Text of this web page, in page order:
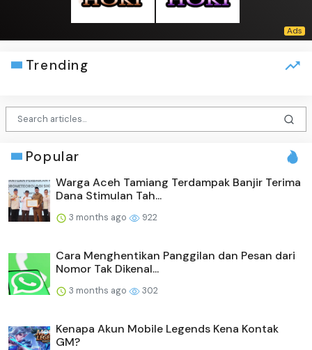
Trending
Popular
Warga Aceh Tamiang Terdampak Banjir Terima
Dana Stimulan Tah...
3 months ago 922
Cara Menghentikan Panggilan dan Pesan dari
Nomor Tak Dikenal...
3 months ago 302
Kenapa Akun Mobile Legends Kena Kontak
GM?